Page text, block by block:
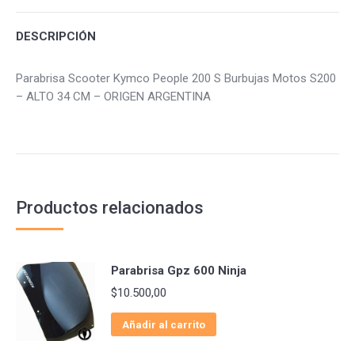
DESCRIPCIÓN
Parabrisa Scooter Kymco People 200 S Burbujas Motos S200
– ALTO 34 CM – ORIGEN ARGENTINA
Productos relacionados
Parabrisa Gpz 600 Ninja
$10.500,00
Añadir al carrito